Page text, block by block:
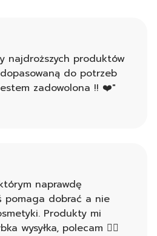
najdroższych produktów
do potrzeb
zadowolona !! ❤️"
naprawdę
pomaga dobrać a nie
Produkty mi
wysyłka, polecam 👍🏻